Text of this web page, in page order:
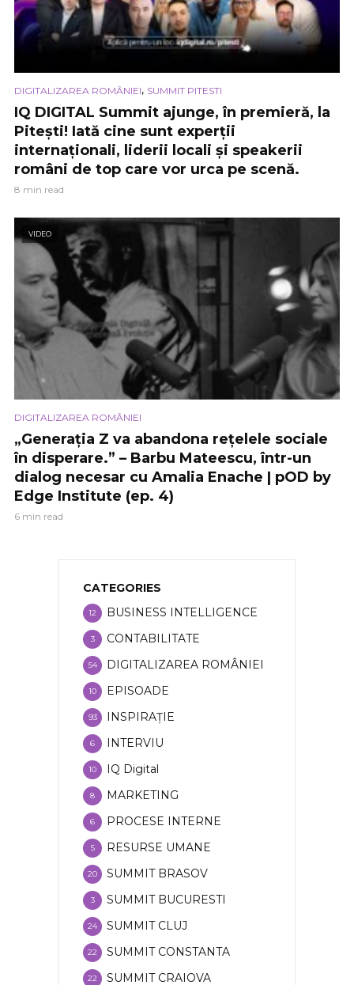
DIGITALIZAREA ROMÂNIEI, SUMMIT PITESTI
IQ DIGITAL Summit ajunge, în premieră, la
Pitești! Iată cine sunt experții
internaționali, liderii locali și speakerii
români de top care vor urca pe scenă.
8 min read
VIDEO
DIGITALIZAREA ROMÂNIEI
„Generația Z va abandona rețelele sociale
în disperare.” – Barbu Mateescu, într-un
dialog necesar cu Amalia Enache | pOD by
Edge Institute (ep. 4)
6 min read
CATEGORIES
BUSINESS INTELLIGENCE
12
CONTABILITATE
3
DIGITALIZAREA ROMÂNIEI
54
EPISOADE
10
INSPIRAȚIE
93
INTERVIU
6
IQ Digital
10
MARKETING
8
PROCESE INTERNE
6
RESURSE UMANE
5
SUMMIT BRASOV
20
SUMMIT BUCURESTI
3
SUMMIT CLUJ
24
SUMMIT CONSTANTA
22
SUMMIT CRAIOVA
22